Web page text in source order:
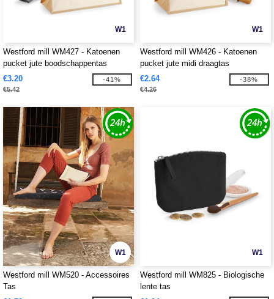
W1
Westford mill WM427 - Katoenen
pucket jute boodschappentas
€3.20
€5.42
-41%
W1
Westford mill WM426 - Katoenen
pucket jute midi draagtas
€2.64
€4.26
-38%
W1
Westford mill WM520 - Accessoires
Tas
W1
Westford mill WM825 - Biologische
lente tas